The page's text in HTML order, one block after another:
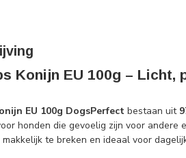
Konijn EU 100g – Licht,
EU 100g DogsPerfect bestaan uit
honden die gevoelig zijn voor
te breken en ideaal voor